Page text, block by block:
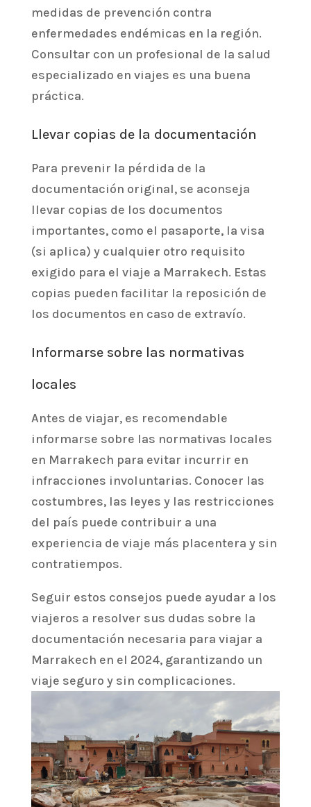
medidas de prevención contra
enfermedades endémicas en la región.
Consultar con un profesional de la salud
especializado en viajes es una buena
práctica.
Llevar copias de la documentación
Para prevenir la pérdida de la
documentación original, se aconseja
llevar copias de los documentos
importantes, como el pasaporte, la visa
(si aplica) y cualquier otro requisito
exigido para el viaje a Marrakech. Estas
copias pueden facilitar la reposición de
los documentos en caso de extravío.
Informarse sobre las normativas
locales
Antes de viajar, es recomendable
informarse sobre las normativas locales
en Marrakech para evitar incurrir en
infracciones involuntarias. Conocer las
costumbres, las leyes y las restricciones
del país puede contribuir a una
experiencia de viaje más placentera y sin
contratiempos.
Seguir estos consejos puede ayudar a los
viajeros a resolver sus dudas sobre la
documentación necesaria para viajar a
Marrakech en el 2024, garantizando un
viaje seguro y sin complicaciones.